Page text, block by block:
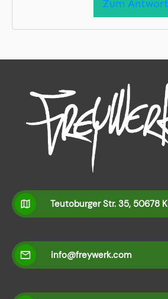
Zum
Teutoburger Str. 35, 50678
info@freywerk.com